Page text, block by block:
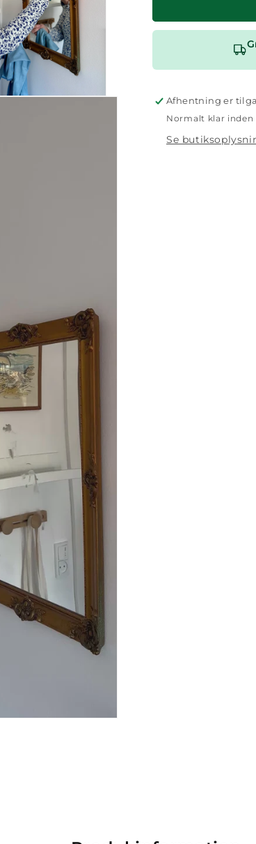
Afhentning er
Normalt klar
Se